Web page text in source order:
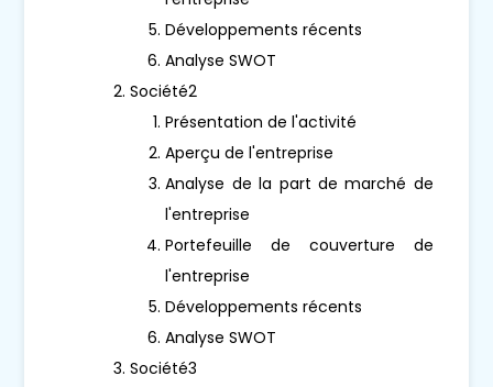
Développements récents
Analyse SWOT
Société2
Présentation de l'activité
Aperçu de l'entreprise
Analyse de la part de marché de
l'entreprise
Portefeuille de couverture de
l'entreprise
Développements récents
Analyse SWOT
Société3